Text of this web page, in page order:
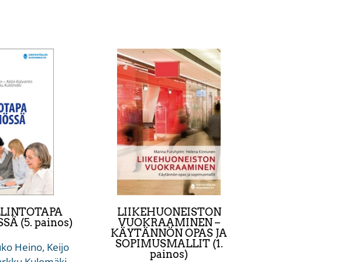
(5. painos)
Heino, Keijo
LIIKEHUONEISTON
VUOKRAAMINEN –
KÄYTÄNNÖN OPAS JA
SOPIMUSMALLIT (1.
painos)